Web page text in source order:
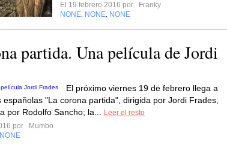
El 19 febrero 2016 por
Franky
NONE NONE NONE
partida. Una película de Jordi
El próximo viernes 19 de febrero llega a
españolas "La corona partida", dirigida por Jordi Frades,
por Rodolfo Sancho; la...
Leer el resto
por
Mumbo
NONE